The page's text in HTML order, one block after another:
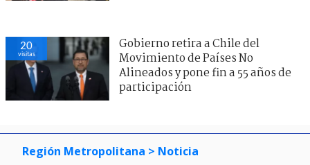
20
visitas
Gobierno retira a Chile del
Movimiento de Países No
Alineados y pone fin a 55 años de
participación
Región Metropolitana > Noticia